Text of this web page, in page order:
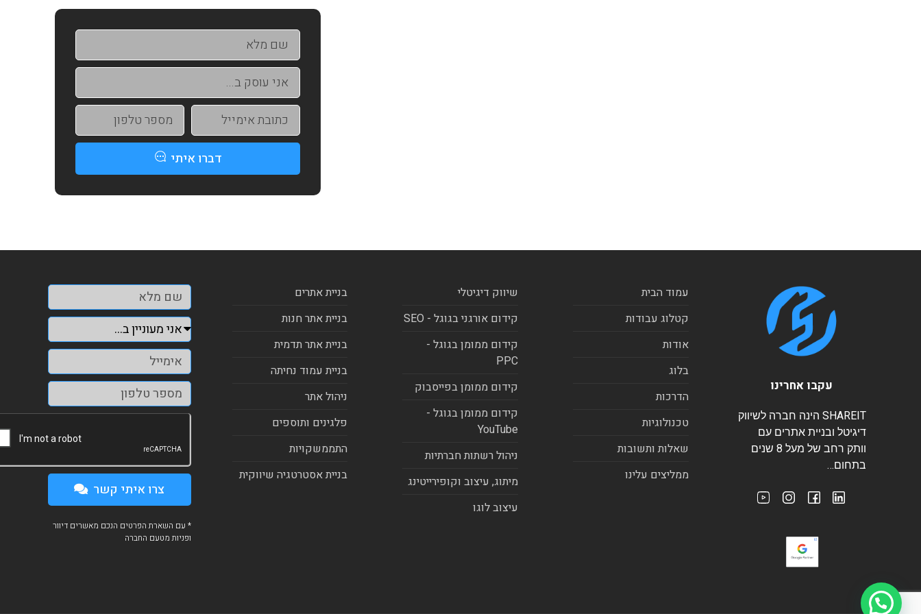
דברו איתי
עקבו אחרינו
SHAREIT הינה חברה לשיווק
דיגיטל ובניית אתרים עם
וותק רחב של מעל 8 שנים
בתחום…
עמוד הבית
קטלוג עבודות
אודות
בלוג
הדרכות
טכנולוגיות
שאלות ותשובות
ממליצים עלינו
שיווק דיגיטלי
קידום אורגני בגוגל - SEO
קידום ממומן בגוגל -
PPC
קידום ממומן בפייסבוק
קידום ממומן בגוגל -
YouTube
ניהול רשתות חברתיות
מיתוג, עיצוב וקופירייטינג
עיצוב לוגו
בניית אתרים
בניית אתר חנות
בניית אתר תדמית
בניית עמוד נחיתה
ניהול אתר
פלגינים ותוספים
התממשקויות
בניית אסטרטגיה שיווקית
צרו איתי קשר
* עם השארת הפרטים הנכם מאשרים דיוור
ופניות מטעם החברה